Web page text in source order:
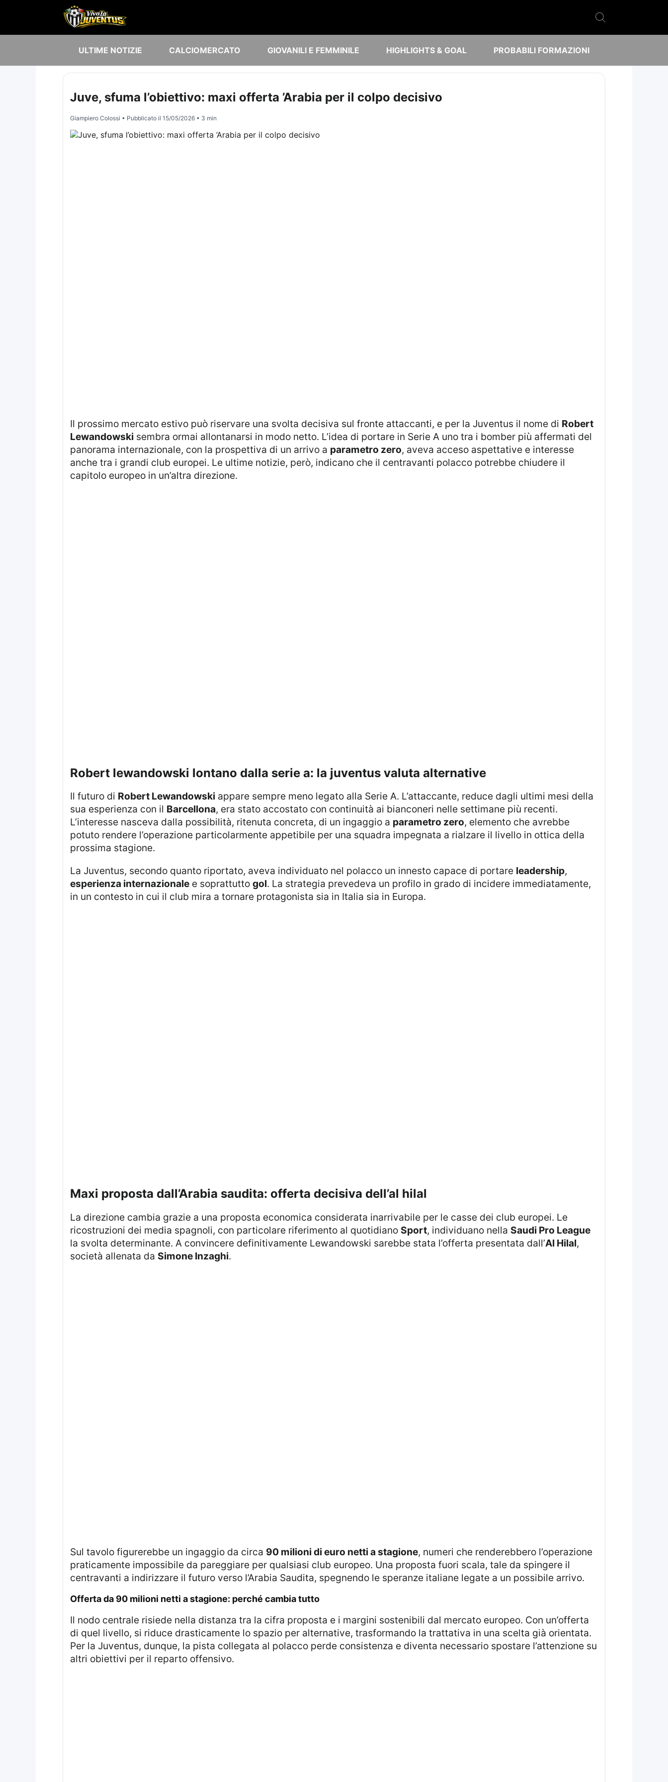
ULTIME NOTIZIE CALCIOMERCATO GIOVANILI E FEMMINILE HIGHLIGHTS & GOAL PROBABILI FORMAZIONI
Juve, sfuma l’obiettivo: maxi offerta ’Arabia per il colpo decisivo
Giampiero Colossi • Pubblicato il 15/05/2026• 3 min
Il prossimo mercato estivo può riservare una svolta decisiva sul fronte attaccanti, e per la Juventus il nome di Robert
Lewandowski sembra ormai allontanarsi in modo netto. L’idea di portare in Serie A uno tra i bomber più affermati del
panorama internazionale, con la prospettiva di un arrivo a parametro zero, aveva acceso aspettative e interesse
anche tra i grandi club europei. Le ultime notizie, però, indicano che il centravanti polacco potrebbe chiudere il
capitolo europeo in un’altra direzione.
robert lewandowski lontano dalla serie a: la juventus valuta alternative
Il futuro di Robert Lewandowski appare sempre meno legato alla Serie A. L’attaccante, reduce dagli ultimi mesi della
sua esperienza con il Barcellona, era stato accostato con continuità ai bianconeri nelle settimane più recenti.
L’interesse nasceva dalla possibilità, ritenuta concreta, di un ingaggio a parametro zero, elemento che avrebbe
potuto rendere l’operazione particolarmente appetibile per una squadra impegnata a rialzare il livello in ottica della
prossima stagione.
La Juventus, secondo quanto riportato, aveva individuato nel polacco un innesto capace di portare leadership,
esperienza internazionalee soprattutto gol. La strategia prevedeva un profilo in grado di incidere immediatamente,
in un contesto in cui il club mira a tornare protagonista sia in Italia sia in Europa.
maxi proposta dall’Arabia saudita: offerta decisiva dell’al hilal
La direzione cambia grazie a una proposta economica considerata inarrivabile per le casse dei club europei. Le
ricostruzioni dei media spagnoli, con particolare riferimento al quotidiano Sport, individuano nella Saudi Pro League
la svolta determinante. A convincere definitivamente Lewandowski sarebbe stata l’offerta presentata dall’Al Hilal,
società allenata da Simone Inzaghi.
Sul tavolo figurerebbe un ingaggio da circa 90 milioni di euro netti a stagione, numeri che renderebbero l’operazione
praticamente impossibile da pareggiare per qualsiasi club europeo. Una proposta fuori scala, tale da spingere il
centravanti a indirizzare il futuro verso l’Arabia Saudita, spegnendo le speranze italiane legate a un possibile arrivo.
offerta da 90 milioni netti a stagione: perché cambia tutto
Il nodo centrale risiede nella distanza tra la cifra proposta e i margini sostenibili dal mercato europeo. Con un’offerta
di quel livello, si riduce drasticamente lo spazio per alternative, trasformando la trattativa in una scelta già orientata.
Per la Juventus, dunque, la pista collegata al polacco perde consistenza e diventa necessario spostare l’attenzione su
altri obiettivi per il reparto offensivo.